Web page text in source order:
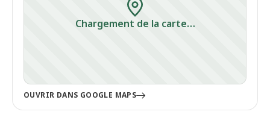
Chargement de la carte…
OUVRIR DANS GOOGLE MAPS